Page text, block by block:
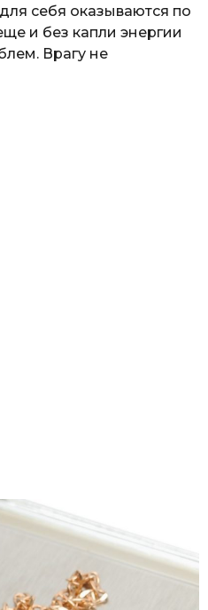
себя оказываются по
и без капли энергии
Врагу не